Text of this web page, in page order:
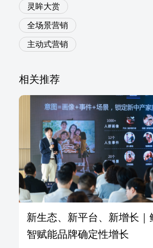
灵眸大赏
全场景营销
主动式营销
相关推荐
新生态、新平台、新增长｜
智赋能品牌确定性增长